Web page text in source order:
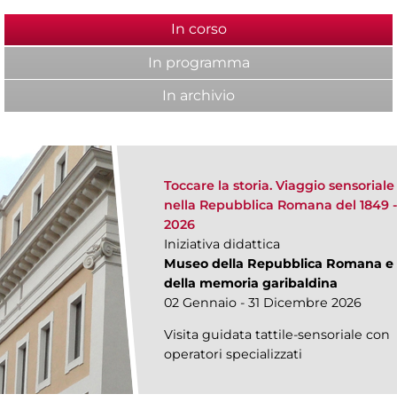
In corso(scheda attiva)
In programma
In archivio
Toccare la storia. Viaggio sensoriale
nella Repubblica Romana del 1849 -
2026
Iniziativa didattica
Museo della Repubblica Romana e
della memoria garibaldina
02 Gennaio - 31 Dicembre 2026
Visita guidata tattile-sensoriale con
operatori specializzati